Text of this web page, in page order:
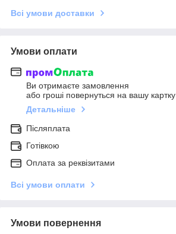
Всі умови доставки
Умови оплати
Ви отримаєте замовлення
або гроші повернуться на вашу картку
Детальніше
Післяплата
Готівкою
Оплата за реквізитами
Всі умови оплати
Умови повернення